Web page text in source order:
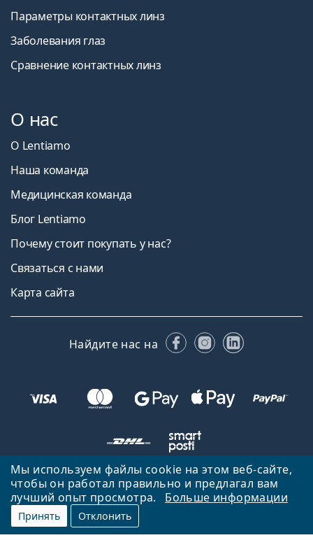
Мы используем файлы cookie на этом веб-сайте,
чтобы он работал правильно и предлагал вам
лучший опыт просмотра.
Больше информации
Принять Отклонить
Параметры контактных линз
Заболевания глаз
Сравнение контактных линз
О нас
О Lentiamo
Наша команда
Медицинская команда
Блог Lentiamo
Почему стоит покупать у нас?
Связаться с нами
Карта сайта
Найдите нас на FacebookInstagram
LinkedIn
Вернуться на главную страницу
Вверх
Lentiamo.lv принадлежит и управляется Lentiamo s.r.o., Чешская
Республика